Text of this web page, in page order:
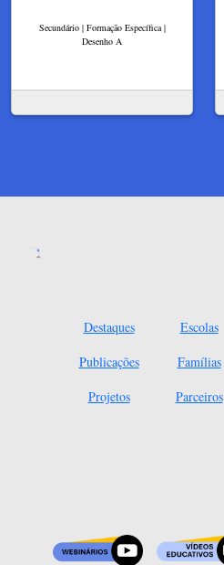
Secundário | Formação Específica |
Desenho A
Destaques
Publicações
Projetos
Escolas
Famílias
Parceiros